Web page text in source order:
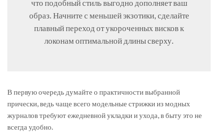
что подобный стиль выгодно дополняет ваш
образ. Начните с меньшей экзотики, сделайте
плавный переход от укороченных висков к
локонам оптимальной длины сверху.
В первую очередь думайте о практичности выбранной
прически, ведь чаще всего модельные стрижки из модных
журналов требуют ежедневной укладки и ухода, в быту это не
всегда удобно.